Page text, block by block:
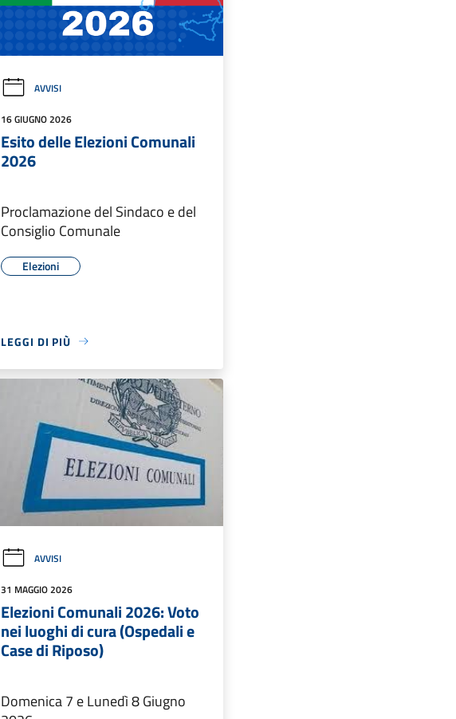
AVVISI
16 GIUGNO 2026
Esito delle Elezioni Comunali
2026
Proclamazione del Sindaco e del
Consiglio Comunale
Elezioni
LEGGI DI PIÙ
AVVISI
31 MAGGIO 2026
Elezioni Comunali 2026: Voto
nei luoghi di cura (Ospedali e
Case di Riposo)
Domenica 7 e Lunedì 8 Giugno